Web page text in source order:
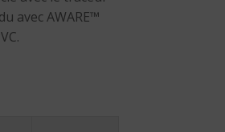
avec AWARE™